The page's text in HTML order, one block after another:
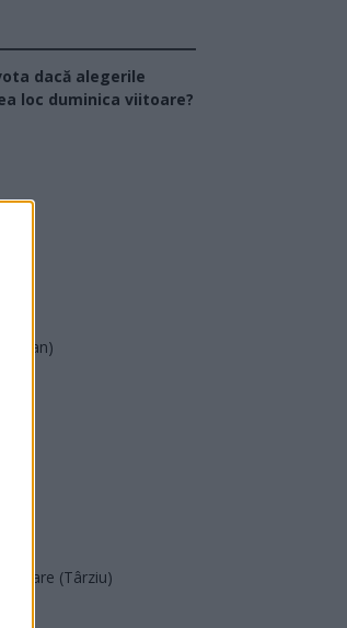
dacă alegerile
loc duminica viitoare?
(Târziu)